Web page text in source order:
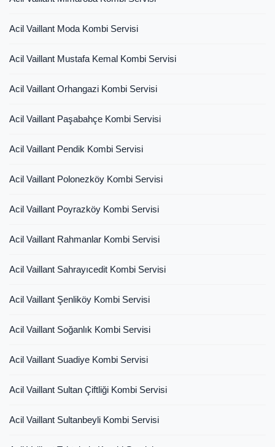
Acil Vaillant Moda Kombi Servisi
Acil Vaillant Mustafa Kemal Kombi Servisi
Acil Vaillant Orhangazi Kombi Servisi
Acil Vaillant Paşabahçe Kombi Servisi
Acil Vaillant Pendik Kombi Servisi
Acil Vaillant Polonezköy Kombi Servisi
Acil Vaillant Poyrazköy Kombi Servisi
Acil Vaillant Rahmanlar Kombi Servisi
Acil Vaillant Sahrayıcedit Kombi Servisi
Acil Vaillant Şenliköy Kombi Servisi
Acil Vaillant Soğanlık Kombi Servisi
Acil Vaillant Suadiye Kombi Servisi
Acil Vaillant Sultan Çiftliği Kombi Servisi
Acil Vaillant Sultanbeyli Kombi Servisi